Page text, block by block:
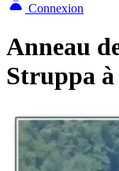
Connexion
Anneau
Struppa